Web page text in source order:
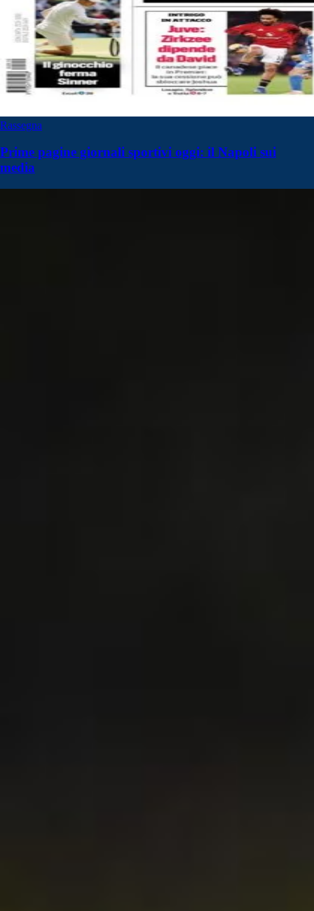
Rassegna
Prime pagine giornali sportivi oggi: il Napoli sui
media